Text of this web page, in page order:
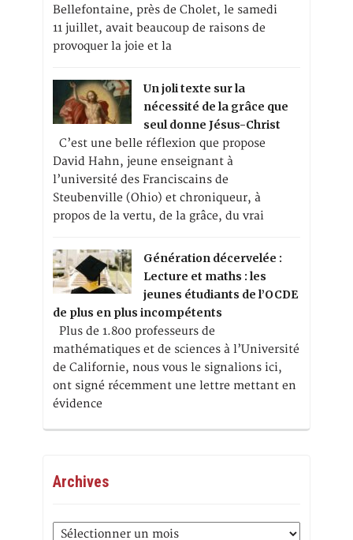
Bellefontaine, près de Cholet, le samedi
11 juillet, avait beaucoup de raisons de
provoquer la joie et la
Un joli texte sur la
nécessité de la grâce que
seul donne Jésus-Christ
C’est une belle réflexion que propose
David Hahn, jeune enseignant à
l’université des Franciscains de
Steubenville (Ohio) et chroniqueur, à
propos de la vertu, de la grâce, du vrai
Génération décervelée :
Lecture et maths : les
jeunes étudiants de l’OCDE
de plus en plus incompétents
Plus de 1.800 professeurs de
mathématiques et de sciences à l’Université
de Californie, nous vous le signalions ici,
ont signé récemment une lettre mettant en
évidence
Archives
Archives